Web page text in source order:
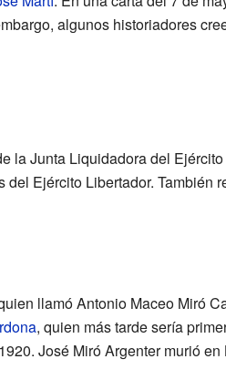
algunos historiadores
la Junta Liquidadora del
Ejército Libertador. También
llamó Antonio Maceo Miró
, quien más tarde sería
José Miró Argenter murió